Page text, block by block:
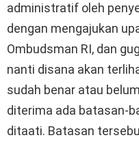
administratif oleh
dengan mengajukan
Ombudsman RI, dan
nanti disana akan
sudah benar atau
diterima ada batasan-
ditaati. Batasan